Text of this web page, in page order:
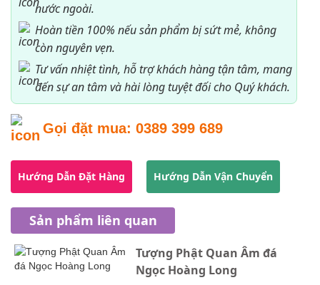
nước ngoài.
Hoàn tiền 100% nếu sản phẩm bị sứt mẻ, không
còn nguyên vẹn.
Tư vấn nhiệt tình, hỗ trợ khách hàng tận tâm, mang
đến sự an tâm và hài lòng tuyệt đối cho Quý khách.
Gọi đặt mua: 0389 399 689
Hướng Dẫn Đặt Hàng Hướng Dẫn Vận Chuyển
Sản phẩm liên quan
Tượng Phật Quan Âm đá
Ngọc Hoàng Long